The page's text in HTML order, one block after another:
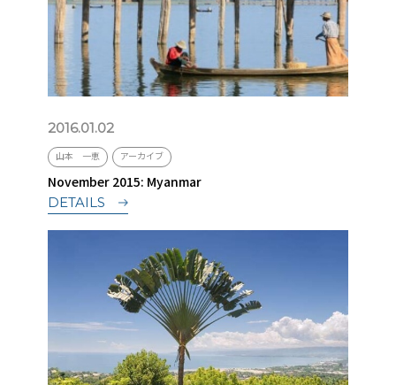
2016.01.02
山本 一恵 アーカイブ
November 2015: Myanmar
DETAILS